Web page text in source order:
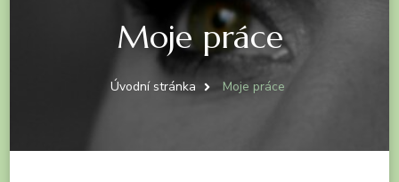
Moje práce
Úvodní stránka Moje práce